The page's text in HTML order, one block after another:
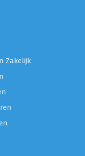
Zakelijk